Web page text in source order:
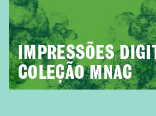
IMPRESSÕES
COLEÇÃO MNAC